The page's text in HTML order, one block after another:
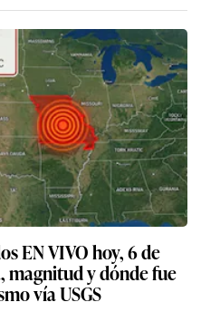
EN VIVO hoy, 6 de
magnitud y dónde fue
vía USGS